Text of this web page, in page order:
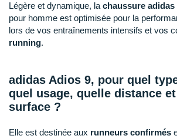
Légère et dynamique, la chaussure
pour homme est optimisée pour la
lors de vos entraînements intensifs et vos
running.
adidas Adios 9, pour quel
quel usage, quelle distance
surface ?
Elle est destinée aux runneurs confirmés
OVERSTIMS
Patagonia
Polar
Puma
Raidlight